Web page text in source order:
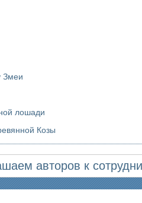
к 2013 году – году Змеи
лошади
Козы
авторов к